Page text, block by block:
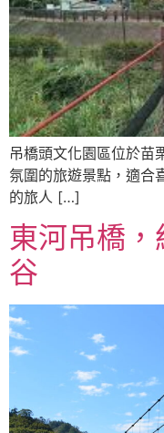
吊橋頭文化園區位於苗
氛圍的旅遊景點，適合
的旅人 […]
東河吊橋
谷